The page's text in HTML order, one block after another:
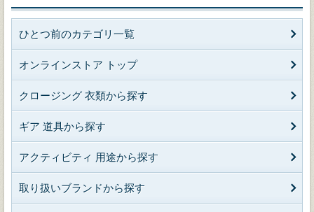
ひとつ前のカテゴリ一覧
オンラインストア トップ
クロージング 衣類から探す
ギア 道具から探す
アクティビティ 用途から探す
取り扱いブランドから探す